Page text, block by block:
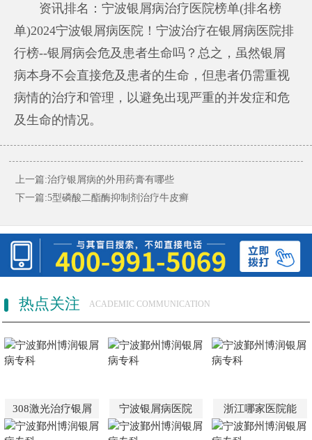
资讯排名：宁波银屑病治疗医院榜单(排名榜
单)2024宁波银屑病医院！宁波治疗在银屑病医院排
行榜--银屑病会危及患者生命吗？总之，虽然银屑
病本身不会直接危及患者的生命，但患者仍需重视
病情的治疗和管理，以避免出现严重的并发症和危
及生命的情况。
上一篇:治疗银屑病的外用药膏有哪些
下一篇:5型磷酸二酯酶抑制剂治疗牛皮癣
热点关注 ACADEMIC COMMUNICATION
308激光治疗银屑 宁波银屑病医院 浙江哪家医院能